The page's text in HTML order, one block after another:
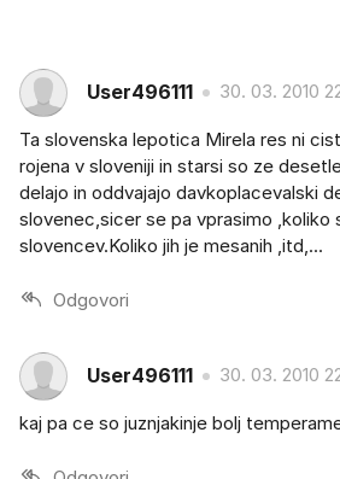
User496111 30. 03. 2010
Ta slovenska lepotica Mirela res ni
rojena v sloveniji in starsi so ze
delajo in oddvajajo davkoplacevalski
slovenec,sicer se pa vprasimo ,koliko
slovencev.Koliko jih je mesanih ,itd,...
Odgovori
User496111 30. 03. 2010
kaj pa ce so juznjakinje bolj